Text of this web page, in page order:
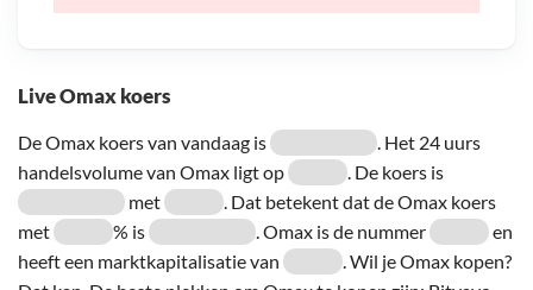
Live Omax koers
De Omax koers van vandaag is
. Het 24 uurs
handelsvolume van Omax ligt op
. De koers is
met
. Dat betekent dat de Omax koers
met
% is . Omax is de nummer
en
heeft een marktkapitalisatie van
. Wil je Omax kopen?